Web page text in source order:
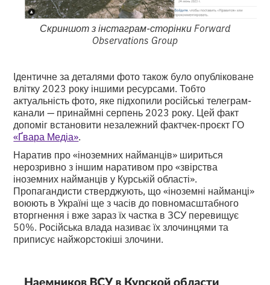
Скриншот з інстаграм-сторінки Forward
Observations Group
Ідентичне за деталями фото також було опубліковане
влітку 2023 року іншими ресурсами. Тобто
актуальність фото, яке підхопили російські телеграм-
канали — принаймні серпень 2023 року. Цей факт
допоміг встановити незалежний фактчек-проєкт ГО
«Ґвара Медіа».
Наратив про «іноземних найманців» шириться
нерозривно з іншим наративом про «звірства
іноземних найманців у Курській області».
Пропагандисти стверджують, що «іноземні найманці»
воюють в Україні ще з часів до повномасштабного
вторгнення і вже зараз їх частка в ЗСУ перевищує
50%. Російська влада називає їх злочинцями та
приписує найжорстокіші злочини.